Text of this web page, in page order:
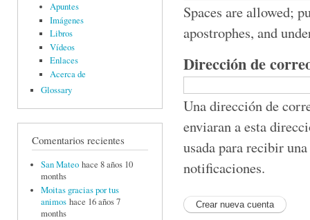
Apuntes
Imágenes
Libros
Vídeos
Enlaces
Acerca de
Glossary
Comentarios recientes
San Mateo hace 8 años 10
months
Moitas gracias por tus
animos hace 16 años 7
months
Spaces are allowed;
apostrophes, and
Dirección de
Una dirección de
enviaran a esta
usada para recibir
notificaciones.